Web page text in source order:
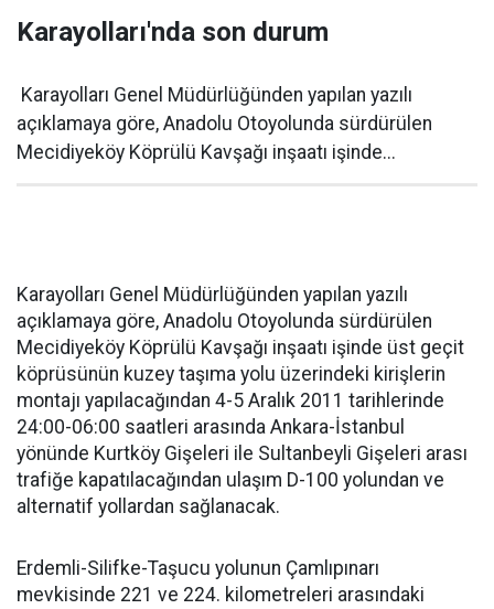
Karayolları'nda son durum
Karayolları Genel Müdürlüğünden yapılan yazılı
açıklamaya göre, Anadolu Otoyolunda sürdürülen
Mecidiyeköy Köprülü Kavşağı inşaatı işinde...
Karayolları Genel Müdürlüğünden yapılan yazılı
açıklamaya göre, Anadolu Otoyolunda sürdürülen
Mecidiyeköy Köprülü Kavşağı inşaatı işinde üst geçit
köprüsünün kuzey taşıma yolu üzerindeki kirişlerin
montajı yapılacağından 4-5 Aralık 2011 tarihlerinde
24:00-06:00 saatleri arasında Ankara-İstanbul
yönünde Kurtköy Gişeleri ile Sultanbeyli Gişeleri arası
trafiğe kapatılacağından ulaşım D-100 yolundan ve
alternatif yollardan sağlanacak.
Erdemli-Silifke-Taşucu yolunun Çamlıpınarı
mevkisinde 221 ve 224. kilometreleri arasındaki